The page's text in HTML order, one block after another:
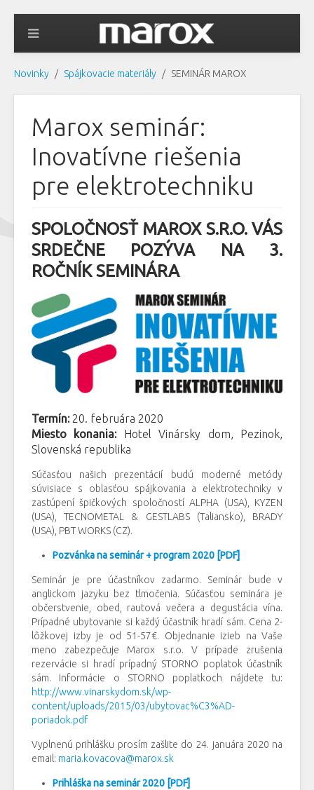
Novinky Spájkovacie materiály SEMINÁR MAROX
Marox seminár:
Inovatívne riešenia
pre elektrotechniku
SPOLOČNOSŤ MAROX S.R.O. VÁS
SRDEČNE POZÝVA NA 3.
ROČNÍK SEMINÁRA
Termín:20. februára 2020
Miesto konania:Hotel Vinársky dom, Pezinok,
Slovenská republika
Súčasťou našich prezentácií budú moderné metódy
súvisiace s oblasťou spájkovania a elektrotechniky v
zastúpení špičkových spoločností ALPHA (USA), KYZEN
(USA), TECNOMETAL & GESTLABS (Taliansko), BRADY
(USA), PBT WORKS (CZ).
Pozvánka na seminár + program 2020 [PDF]
Seminár je pre účastníkov zadarmo. Seminár bude v
anglickom jazyku bez tlmočenia. Súčasťou seminára je
občerstvenie, obed, rautová večera a degustácia vína.
Prípadné ubytovanie si každý účastník hradí sám. Cena 2-
lôžkovej izby je od 51-57€. Objednanie izieb na Vaše
meno zabezpečuje Marox s.r.o. V prípade zrušenia
rezervácie si hradí prípadný STORNO poplatok účastník
sám. Informácie o STORNO poplatkoch nájdete tu:
http://www.vinarskydom.sk/wp-
content/uploads/2015/03/ubytovac%C3%AD-
poriadok.pdf
Vyplnenú prihlášku prosím zašlite do 24. januára 2020 na
email: maria.kovacova@marox.sk
Prihláška na seminár 2020 [PDF]